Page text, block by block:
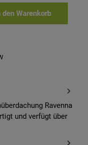
den Warenkorb
Ravenna
und verfügt über